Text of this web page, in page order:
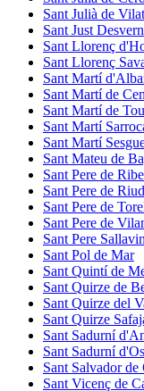
Sant Julià de
Sant Just Desvern
Sant Llorenç
Sant Llorenç
Sant Martí
Sant Martí de
Sant Martí de
Sant Martí
Sant Martí
Sant Mateu de
Sant Pere de
Sant Pere de
Sant Pere de
Sant Pere de
Sant Pere
Sant Pol de Mar
Sant Quintí de
Sant Quirze de
Sant Quirze del
Sant Quirze
Sant Sadurní
Sant Sadurní
Sant Salvador de
Sant Vicenç de